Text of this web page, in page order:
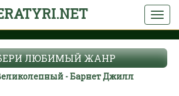
ЛЮБИМЫЙ ЖАНР
- Барнет Джилл